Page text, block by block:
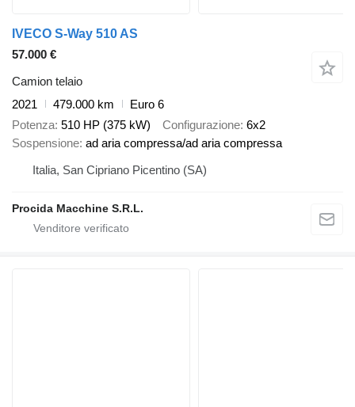
IVECO S-Way 510 AS
57.000 €
Camion telaio
2021
479.000 km
Euro 6
Potenza 510 HP (375 kW) Configurazione 6x2
Sospensione ad aria compressa/ad aria compressa
Italia, San Cipriano Picentino (SA)
Procida Macchine S.R.L.